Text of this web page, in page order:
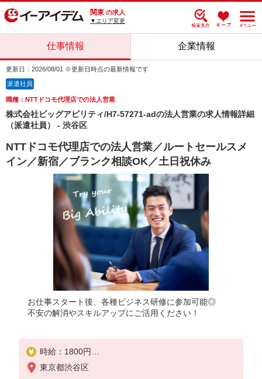
関東 の求人
▼エリア変更
仕事情報 企業情報
更新日：2026/08/01 ※更新日時点の最新情報です
派遣社員
職種：NTTドコモ代理店での法人営業
株式会社ビッグアビリティ/H7-57271-adの法人営業の求人情報詳細
（派遣社員） - 渋谷区
NTTドコモ代理店での法人営業／ルートセールスメ
イン／新宿／ブランク相談OK／土日祝休み
お仕事スタート後、各種ビジネス研修に参加可能◎
不安の解消やスキルアップにご活用ください！
時給：1800円
※週払い制度あり（社内規定による）
東京都渋谷区